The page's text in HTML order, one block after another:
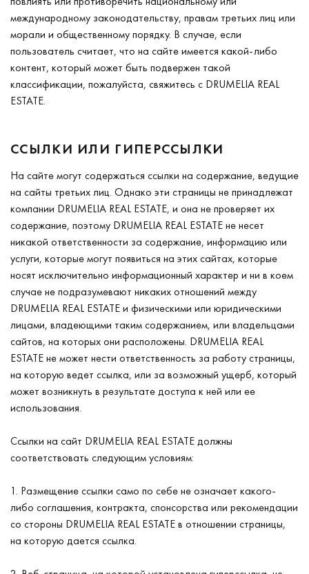
международному законодательству, правам третьих лиц или
морали и общественному порядку. В случае, если
пользователь считает, что на сайте имеется какой-либо
контент, который может быть подвержен такой
классификации, пожалуйста, свяжитесь с DRUMELIA REAL
ESTATE.
ССЫЛКИ ИЛИ ГИПЕРССЫЛКИ
На сайте могут содержаться ссылки на содержание, ведущие
на сайты третьих лиц. Однако эти страницы не принадлежат
компании DRUMELIA REAL ESTATE, и она не проверяет их
содержание, поэтому DRUMELIA REAL ESTATE не несет
никакой ответственности за содержание, информацию или
услуги, которые могут появиться на этих сайтах, которые
носят исключительно информационный характер и ни в коем
случае не подразумевают никаких отношений между
DRUMELIA REAL ESTATE и физическими или юридическими
лицами, владеющими таким содержанием, или владельцами
сайтов, на которых они расположены. DRUMELIA REAL
ESTATE не может нести ответственность за работу страницы,
на которую ведет ссылка, или за возможный ущерб, который
может возникнуть в результате доступа к ней или ее
использования.
Ссылки на сайт DRUMELIA REAL ESTATE должны
соответствовать следующим условиям:
1. Размещение ссылки само по себе не означает какого-
либо соглашения, контракта, спонсорства или рекомендации
со стороны DRUMELIA REAL ESTATE в отношении страницы,
на которую дается ссылка.